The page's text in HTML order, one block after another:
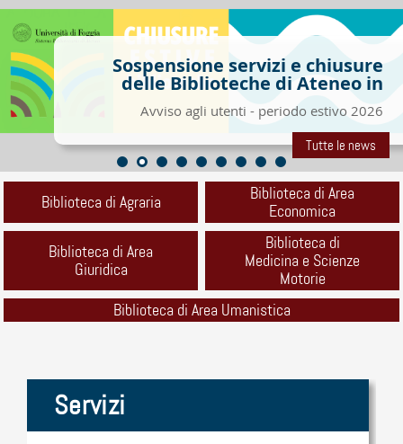
Sospensione servizi e chiusure
delle Biblioteche di Ateneo in
occasione delle vacanze estive
Avviso agli utenti - periodo estivo 2026
Tutte le news
Biblioteca di Agraria
Biblioteca di Area
Economica
Biblioteca di Area
Giuridica
Biblioteca di
Medicina e Scienze
Motorie
Biblioteca di Area Umanistica
Servizi